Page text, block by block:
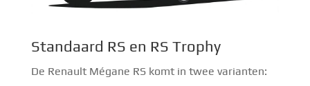
Standaard RS en RS Trophy
De Renault Mégane RS komt in twee varianten: